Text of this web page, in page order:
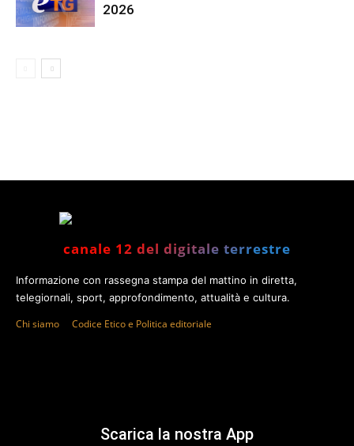
2026
canale 12 del digitale terrestre
Informazione con rassegna stampa del mattino in diretta,
telegiornali, sport, approfondimento, attualità e cultura.
Chi siamo Codice Etico e Politica editoriale
Scarica la nostra App